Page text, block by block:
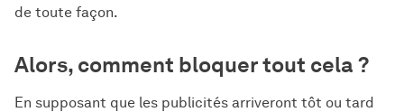
de toute façon.
Alors, comment bloquer tout cela ?
En supposant que les publicités arriveront tôt ou tard